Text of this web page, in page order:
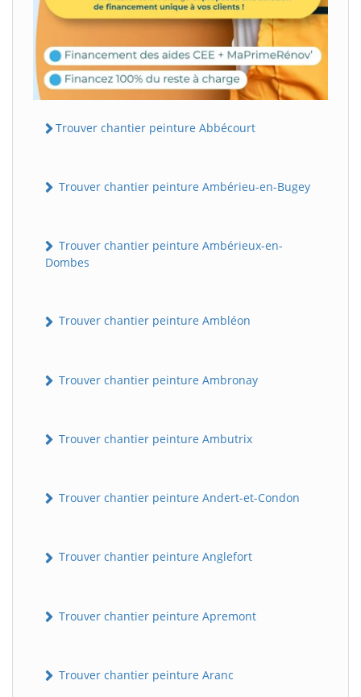
Trouver chantier peinture Abbécourt
Trouver chantier peinture Ambérieu-en-Bugey
Trouver chantier peinture Ambérieux-en-
Dombes
Trouver chantier peinture Ambléon
Trouver chantier peinture Ambronay
Trouver chantier peinture Ambutrix
Trouver chantier peinture Andert-et-Condon
Trouver chantier peinture Anglefort
Trouver chantier peinture Apremont
Trouver chantier peinture Aranc